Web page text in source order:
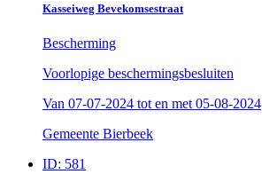
Kasseiweg Bevekomsestraat
Bescherming
Voorlopige beschermingsbesluiten
Van 07-07-2024 tot en met 05-08-2024
Gemeente Bierbeek
ID: 581